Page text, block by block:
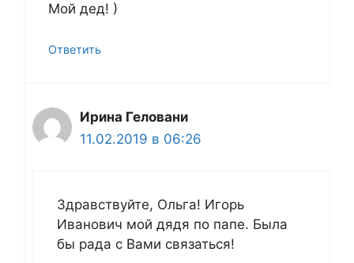
Мой дед! )
Ответить
Ирина Геловани
11.02.2019 в 06:26
Здравствуйте, Ольга! Игорь
Иванович мой дядя по папе. Была
бы рада с Вами связаться!